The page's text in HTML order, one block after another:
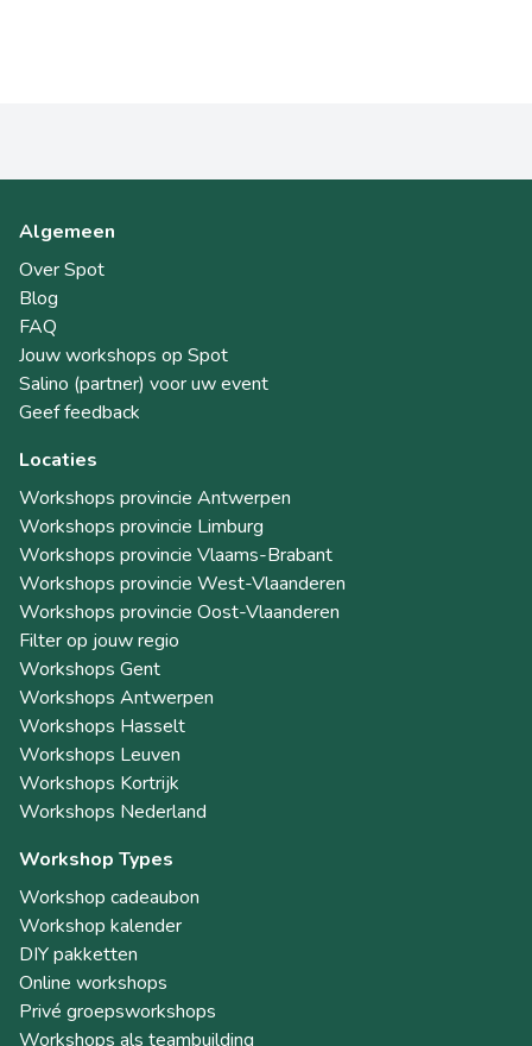
Algemeen
Over Spot
Blog
FAQ
Jouw workshops op Spot
Salino (partner) voor uw event
Geef feedback
Locaties
Workshops provincie Antwerpen
Workshops provincie Limburg
Workshops provincie Vlaams-Brabant
Workshops provincie West-Vlaanderen
Workshops provincie Oost-Vlaanderen
Filter op jouw regio
Workshops Gent
Workshops Antwerpen
Workshops Hasselt
Workshops Leuven
Workshops Kortrijk
Workshops Nederland
Workshop Types
Workshop cadeaubon
Workshop kalender
DIY pakketten
Online workshops
Privé groepsworkshops
Workshops als teambuilding